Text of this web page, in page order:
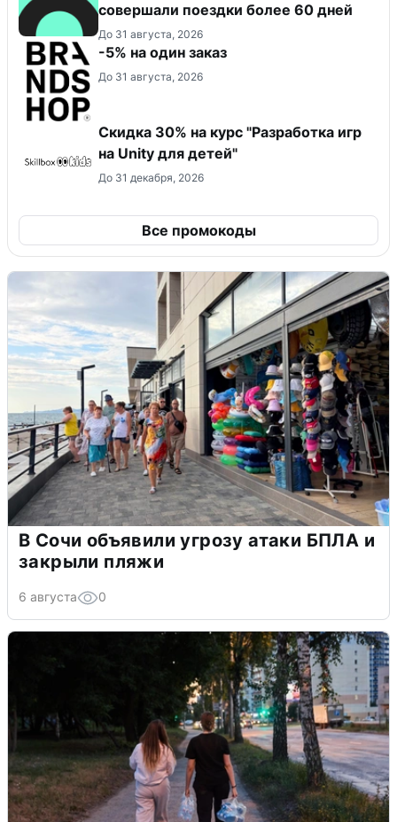
совершали поездки более 60 дней
До 31 августа, 2026
-5% на один заказ
До 31 августа, 2026
Скидка 30% на курс "Разработка игр
на Unity для детей"
До 31 декабря, 2026
Все промокоды
В Сочи объявили угрозу атаки БПЛА и
закрыли пляжи
6 августа 0